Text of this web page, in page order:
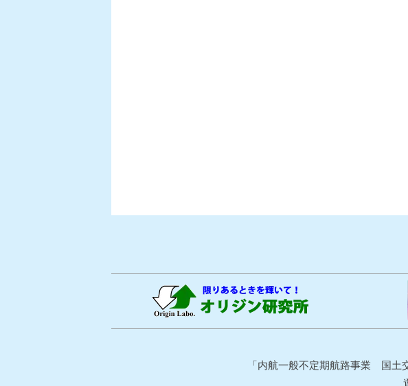
「内航一般不定期航路事業 国